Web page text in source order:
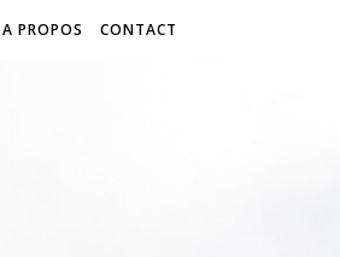
A PROPOS CONTACT